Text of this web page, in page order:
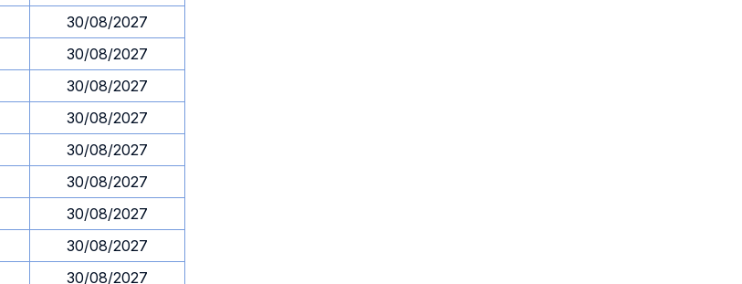
30/08/2027
30/08/2027
30/08/2027
30/08/2027
30/08/2027
30/08/2027
30/08/2027
30/08/2027
30/08/2027